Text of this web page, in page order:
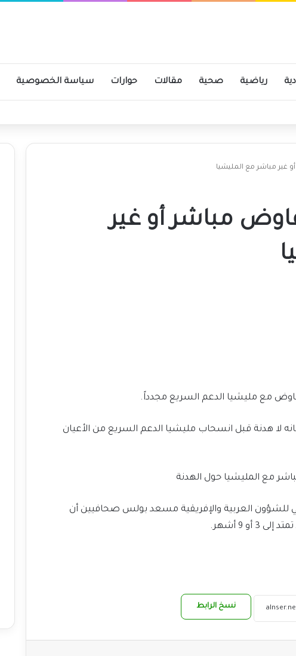
رياضية صحية مقالات حوارات سياسة الخصوصية
غير مباشر مع المليشيا
مباشر أو غير
مع مليشيا الدعم السريع مجدداً.
لا هدنة قبل انسحاب مليشيا الدعم السريع من الأعيان
مع المليشيا حول الهدنة
للشؤون العربية والإفريقية مسعد بولس صحافيين أن
9 أشهر.
نسخ الرابط